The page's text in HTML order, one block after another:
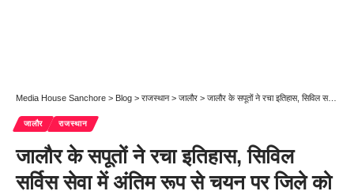
Media House Sanchore > Blog > राजस्थान> जालौर > जालौर के सपूतों ने रचा इतिहास, सिविल सर्विस सेवा में अंतिम रूप से चयन पर जिले को दिलाया गौरव
जालौर राजस्थान
जालौर के सपूतों ने रचा इतिहास, सिविल
सर्विस सेवा में अंतिम रूप से चयन पर जिले को